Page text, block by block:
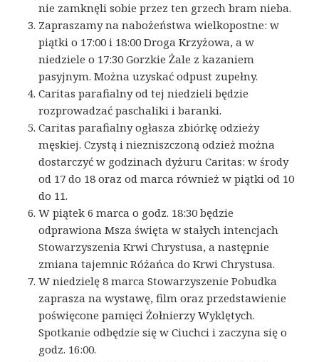
nie zamknęli sobie przez ten grzech bram nieba.
Zapraszamy na nabożeństwa wielkopostne: w
piątki o 17:00 i 18:00 Droga Krzyżowa, a w
niedziele o 17:30 Gorzkie Żale z kazaniem
pasyjnym. Można uzyskać odpust zupełny.
Caritas parafialny od tej niedzieli będzie
rozprowadzać paschaliki i baranki.
Caritas parafialny ogłasza zbiórkę odzieży
męskiej. Czystą i niezniszczoną odzież można
dostarczyć w godzinach dyżuru Caritas: w środy
od 17 do 18 oraz od marca również w piątki od 10
do 11.
W piątek 6 marca o godz. 18:30 będzie
odprawiona Msza święta w stałych intencjach
Stowarzyszenia Krwi Chrystusa, a następnie
zmiana tajemnic Różańca do Krwi Chrystusa.
W niedzielę 8 marca Stowarzyszenie Pobudka
zaprasza na wystawę, film oraz przedstawienie
poświęcone pamięci Żołnierzy Wyklętych.
Spotkanie odbędzie się w Ciuchci i zaczyna się o
godz. 16:00.